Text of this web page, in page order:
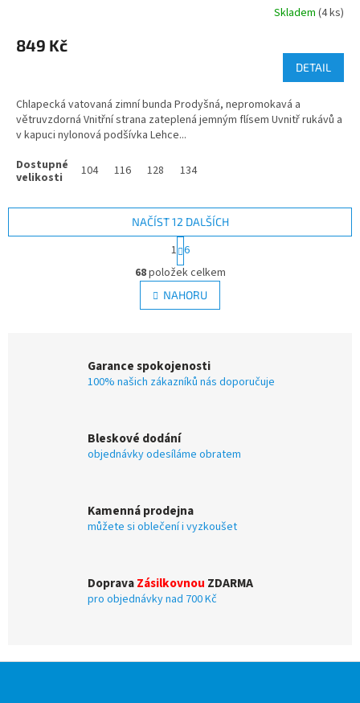
Skladem (4 ks)
849 Kč
DETAIL
Chlapecká vatovaná zimní bunda Prodyšná, nepromokavá a
větruvzdorná Vnitřní strana zateplená jemným flísem Uvnitř rukávů a
v kapuci nylonová podšívka Lehce...
104 116 128 134
O
v
l
á
í
p
k
y
v
i
s
NAČÍST 12 DALŠÍCH
S
t
r
á
n
k
n
í
1 6
68položek celkem
NAHORU
Garance spokojenosti
100% našich zákazníků nás doporučuje
Bleskové dodání
objednávky odesíláme obratem
Kamenná prodejna
můžete si oblečení i vyzkoušet
DopravaZásilkovnou ZDARMA
pro objednávky nad 700 Kč